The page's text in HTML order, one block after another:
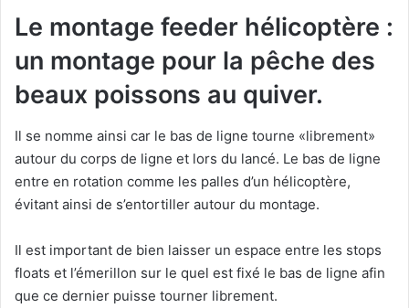
Le montage feeder hélicoptère :
un montage pour la pêche des
beaux poissons au quiver.
Il se nomme ainsi car le bas de ligne tourne «librement»
autour du corps de ligne et lors du lancé. Le bas de ligne
entre en rotation comme les palles d’un hélicoptère,
évitant ainsi de s’entortiller autour du montage.
Il est important de bien laisser un espace entre les stops
floats et l’émerillon sur le quel est fixé le bas de ligne afin
que ce dernier puisse tourner librement.